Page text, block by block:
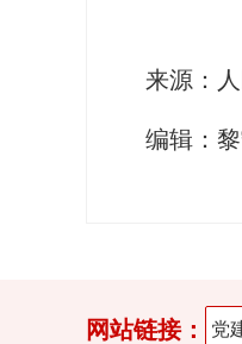
来源：
编辑：
网站链接：